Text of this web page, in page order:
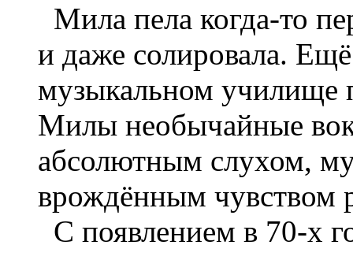
Мила пела когда-то
и даже солировала.
музыкальном училище
Милы необычайные
абсолютным слухом,
врождённым чувством
С появлением в 70-х